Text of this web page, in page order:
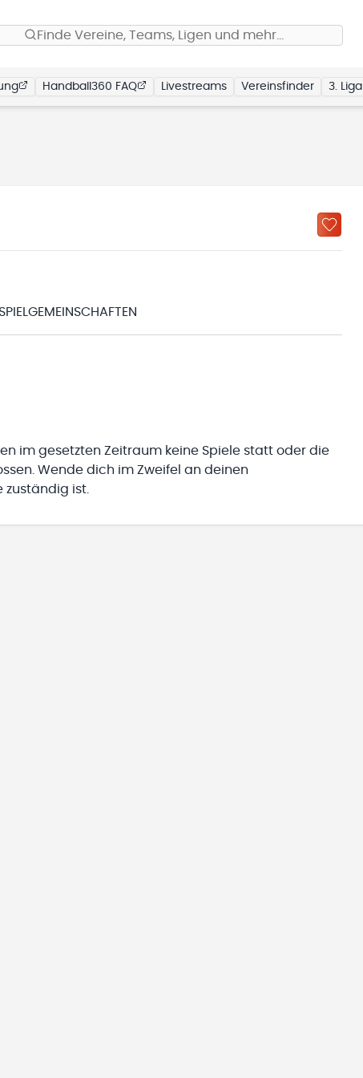
Finde Vereine, Teams, Ligen und mehr…
Handball360 FAQ Livestreams Vereinsfinder 3. Liga
SPIELGEMEINSCHAFTEN
im gesetzten Zeitraum keine Spiele statt oder die
Wende dich im Zweifel an deinen
zuständig ist.